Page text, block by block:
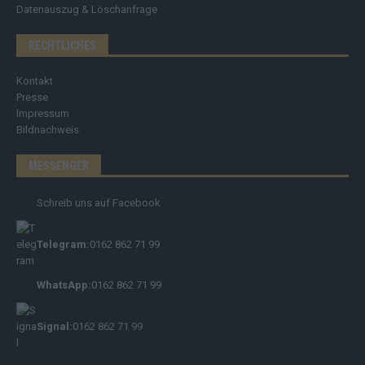
Datenauszug & Löschanfrage
RECHTLICHES
Kontakt
Presse
Impressum
Bildnachweis
MESSENGER
Schreib uns auf Facebook
Telegram:0162 862 71 99
WhatsApp:0162 862 71 99
Signal:0162 862 71 99